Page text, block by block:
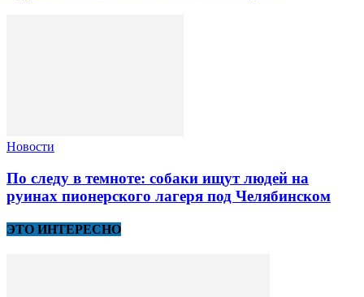
Новости
По следу в темноте: собаки ищут людей на
руинах пионерского лагеря под Челябинском
ЭТО ИНТЕРЕСНО